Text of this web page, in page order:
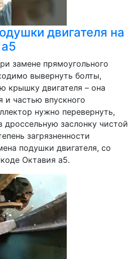
двигателя на
замене прямоугольного
вывернуть болты,
крышку двигателя – она
и частью впускного
нужно перевернуть,
дроссельную заслонку чистой
загрязненности
подушки двигателя, со
Октавия а5.